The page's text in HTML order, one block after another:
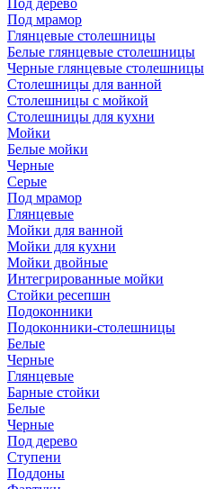
Под дерево
Под мрамор
Глянцевые столешницы
Белые глянцевые столешницы
Черные глянцевые столешницы
Столешницы для ванной
Столешницы с мойкой
Столешницы для кухни
Мойки
Белые мойки
Черные
Серые
Под мрамор
Глянцевые
Мойки для ванной
Мойки для кухни
Мойки двойные
Интегрированные мойки
Стойки ресепшн
Подоконники
Подоконники-столешницы
Белые
Черные
Глянцевые
Барные стойки
Белые
Черные
Под дерево
Ступени
Поддоны